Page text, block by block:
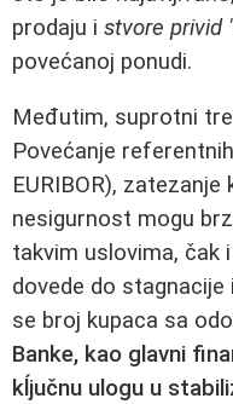
prodaju i stvore privid
povećanoj ponudi.
Međutim, suprotni
Povećanje
EURIBOR),
nesigurnost mogu
takvim uslovima, čak
dovede do stagnacije
se broj kupaca sa
Banke, kao glavni
kĺjučnu ulogu u